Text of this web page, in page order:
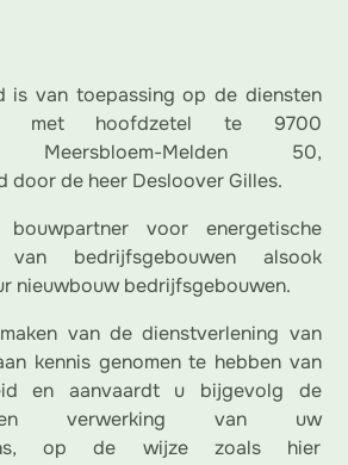
is van toepassing op de diensten
met hoofdzetel te 9700
Meersbloem-Melden 50,
de heer Desloover Gilles.
voor energetische
van bedrijfsgebouwen alsook
nieuwbouw bedrijfsgebouwen.
van de dienstverlening van
kennis genomen te hebben van
en aanvaardt u bijgevolg de
en verwerking van uw
op de wijze zoals hier